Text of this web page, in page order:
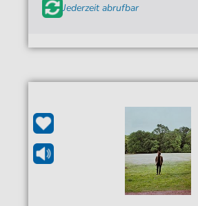
Jederzeit abrufbar